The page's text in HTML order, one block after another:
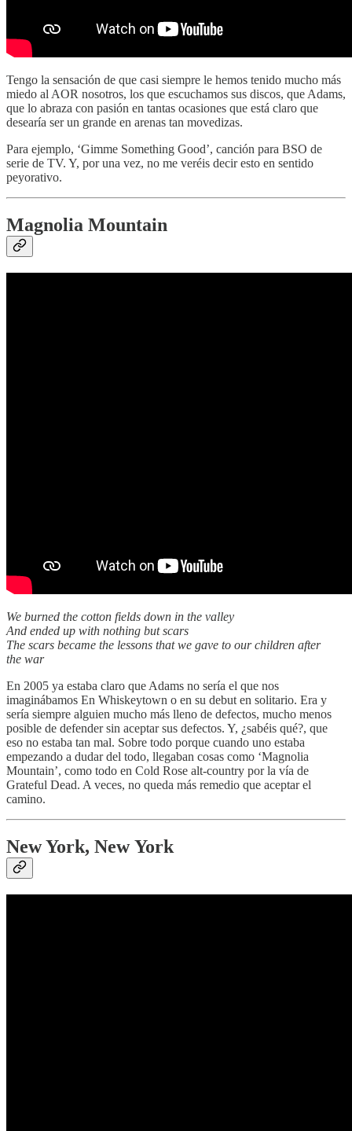
Tengo la sensación de que casi siempre le hemos tenido mucho más
miedo al AOR nosotros, los que escuchamos sus discos, que Adams,
que lo abraza con pasión en tantas ocasiones que está claro que
desearía ser un grande en arenas tan movedizas.
Para ejemplo, ‘Gimme Something Good’, canción para BSO de
serie de TV. Y, por una vez, no me veréis decir esto en sentido
peyorativo.
Magnolia Mountain
We burned the cotton fields down in the valley
And ended up with nothing but scars
The scars became the lessons that we gave to our children after
the war
En 2005 ya estaba claro que Adams no sería el que nos
imaginábamos En Whiskeytown o en su debut en solitario. Era y
sería siempre alguien mucho más lleno de defectos, mucho menos
posible de defender sin aceptar sus defectos. Y, ¿sabéis qué?, que
eso no estaba tan mal. Sobre todo porque cuando uno estaba
empezando a dudar del todo, llegaban cosas como ‘Magnolia
Mountain’, como todo en Cold Rose alt-country por la vía de
Grateful Dead. A veces, no queda más remedio que aceptar el
camino.
New York, New York